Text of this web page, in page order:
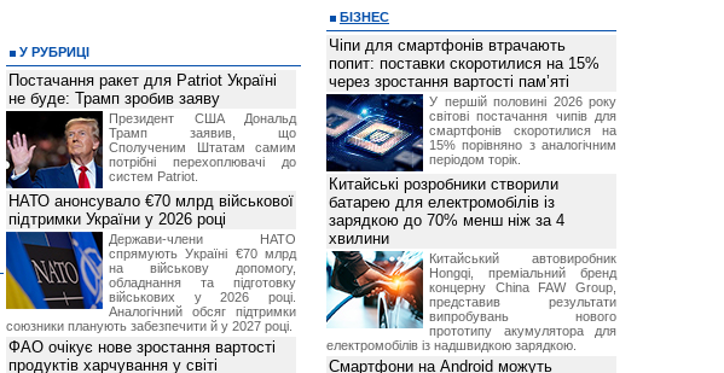
У РУБРИЦІ
Постачання ракет для Patriot Україні
не буде: Трамп зробив заяву
Президент США Дональд
Трамп заявив, що
Сполученим Штатам самим
потрібні перехоплювачі до
систем Patriot.
НАТО анонсувало €70 млрд військової
підтримки України у 2026 році
Держави-члени НАТО
спрямують Україні €70 млрд
на військову допомогу,
обладнання та підготовку
військових у 2026 році.
Аналогічний обсяг підтримки
союзники планують забезпечити й у 2027 році.
ФАО очікує нове зростання вартості
продуктів харчування у світі
БІЗНЕС
Чіпи для смартфонів втрачають
попит: поставки скоротилися на 15%
через зростання вартості пам’яті
У першій половині 2026 року
світові постачання чипів для
смартфонів скоротилися на
15% порівняно з аналогічним
періодом торік.
Китайські розробники створили
батарею для електромобілів із
зарядкою до 70% менш ніж за 4
хвилини
Китайський автовиробник
Hongqi, преміальний бренд
концерну China FAW Group,
представив результати
випробувань нового
прототипу акумулятора для
електромобілів із надшвидкою зарядкою.
Смартфони на Android можуть